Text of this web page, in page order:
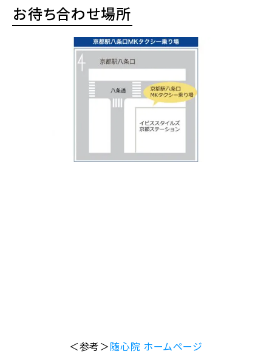
お待ち合わせ場所
＜参考＞随心院 ホームページ